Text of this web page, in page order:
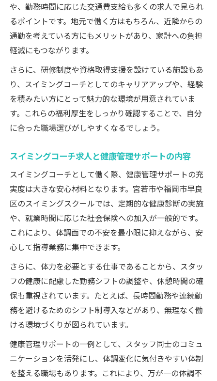
や、勤務時間に応じた交通費支給も多くの求人で見られ
るポイントです。地元で働く方はもちろん、近隣からの
通勤を考えている方にもメリットがあり、家計への負担
軽減にもつながります。
さらに、研修制度や資格取得支援を設けている施設もあ
り、スイミングコーチとしてのキャリアアップや、経験
を積みたい方にとって魅力的な環境が用意されていま
す。これらの福利厚生をしっかり確認することで、自分
に合った職場選びがしやすくなるでしょう。
スイミングコーチ求人と健康管理サポートの内容
スイミングコーチとして働く際、健康管理サポートの充
実度は大きな安心材料となります。宮若市や福岡市早良
区のスイミングスクールでは、定期的な健康診断の実施
や、就業時間に応じた社会保険への加入が一般的です。
これにより、体調面での不安を最小限に抑えながら、安
心して指導業務に集中できます。
さらに、体力を必要とする仕事であることから、スタッ
フの健康に配慮した勤務シフトの調整や、休憩時間の確
保も重視されています。たとえば、長時間勤務や連続勤
務を避けるためのシフト制導入などがあり、無理なく働
ける環境づくりが図られています。
健康管理サポートの一例として、スタッフ同士のコミュ
ニケーションを活発にし、体調変化に気付きやすい体制
を整える職場もあります。これにより、万が一の体調不